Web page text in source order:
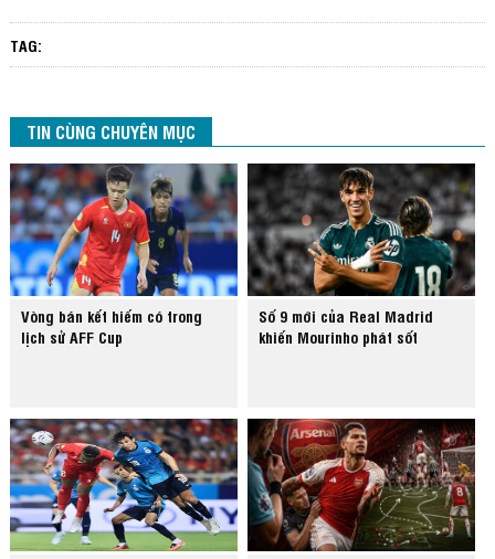
TAG:
TIN CÙNG CHUYÊN MỤC
Vòng bán kết hiếm có trong
lịch sử AFF Cup
Số 9 mới của Real Madrid
khiến Mourinho phát sốt